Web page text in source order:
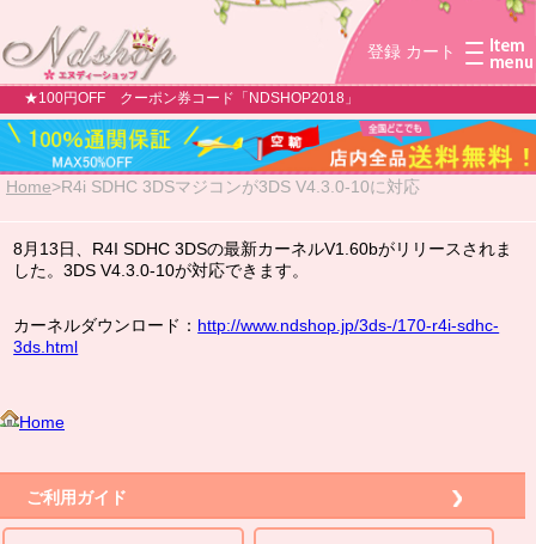
登録 カート
★100円OFF クーポン券コード「NDSHOP2018」
Home>R4i SDHC 3DSマジコンが3DS V4.3.0-10に対応
8月13日、R4I SDHC 3DSの最新カーネルV1.60bがリリースされま
した。3DS V4.3.0-10が対応できます。
カーネルダウンロード： http://www.ndshop.jp/3ds-/170-r4i-sdhc-
3ds.html
Home
ご利用ガイド